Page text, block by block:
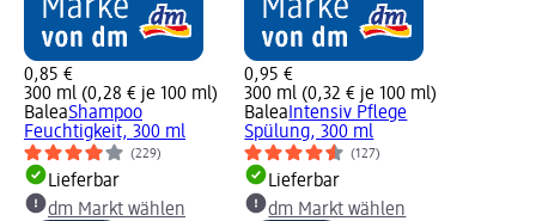
0,85 €
300 ml (0,28 € je 100 ml)
BaleaShampoo
Feuchtigkeit, 300 ml
(229)
Lieferbar
dm Markt wählen
0,95 €
300 ml (0,32 € je 100 ml)
Balea Intensiv Pflege
Spülung, 300 ml
(127)
Lieferbar
dm Markt wählen